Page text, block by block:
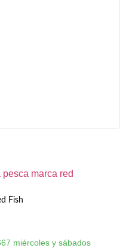
Fish
miércoles y sábados